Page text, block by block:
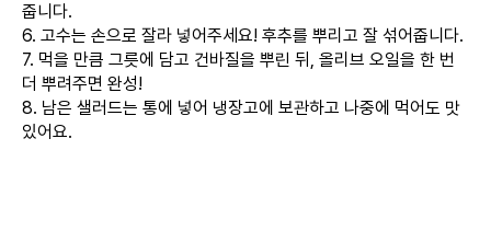
줍니다.
6. 고수는 손으로 잘라 넣어주세요! 후추를 뿌리고 잘 섞어줍니다.
7. 먹을 만큼 그릇에 담고 건바질을 뿌린 뒤, 올리브 오일을 한 번
더 뿌려주면 완성!
8. 남은 샐러드는 통에 넣어 냉장고에 보관하고 나중에 먹어도 맛
있어요.